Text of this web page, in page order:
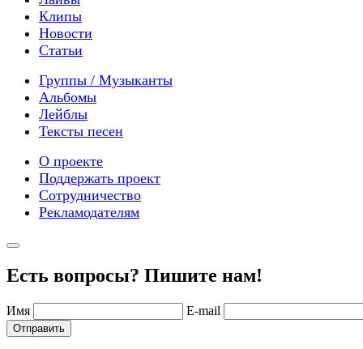
Клипы
Новости
Статьи
Группы / Музыканты
Альбомы
Лейблы
Тексты песен
О проекте
Поддержать проект
Сотрудничество
Рекламодателям
Есть вопросы? Пишите нам!
Имя E-mail